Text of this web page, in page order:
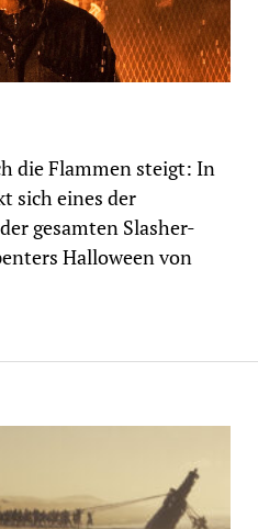
die Flammen steigt: In
sich eines der
gesamten Slasher-
Halloween von